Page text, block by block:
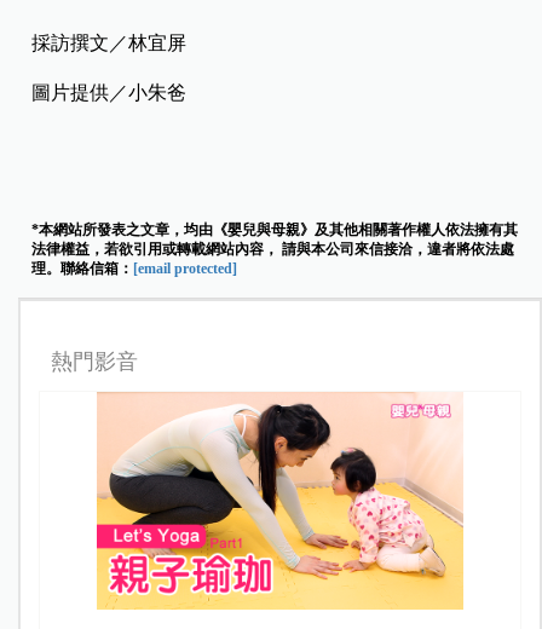
採訪撰文／林宜屏
圖片提供／小朱爸
*本網站所發表之文章，均由《嬰兒與母親》及其他相關著作權人依法擁有其
法律權益，若欲引用或轉載網站內容， 請與本公司來信接洽，違者將依法處
理。聯絡信箱： [email protected]
熱門影音